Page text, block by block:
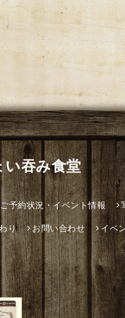
い吞み食堂
ご予約状況・イベント情報
り お問い合わせ イベ